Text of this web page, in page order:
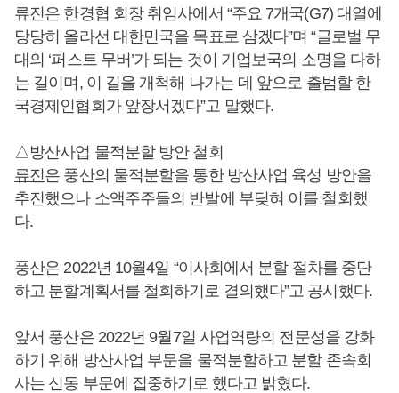
류진은 한경협 회장 취임사에서 “주요 7개국(G7) 대열에
당당히 올라선 대한민국을 목표로 삼겠다”며 “글로벌 무
대의 ‘퍼스트 무버’가 되는 것이 기업보국의 소명을 다하
는 길이며, 이 길을 개척해 나가는 데 앞으로 출범할 한
국경제인협회가 앞장서겠다”고 말했다.
△방산사업 물적분할 방안 철회
류진은 풍산의 물적분할을 통한 방산사업 육성 방안을
추진했으나 소액주주들의 반발에 부딪혀 이를 철회했
다.
풍산은 2022년 10월4일 “이사회에서 분할 절차를 중단
하고 분할계획서를 철회하기로 결의했다”고 공시했다.
앞서 풍산은 2022년 9월7일 사업역량의 전문성을 강화
하기 위해 방산사업 부문을 물적분할하고 분할 존속회
사는 신동 부문에 집중하기로 했다고 밝혔다.